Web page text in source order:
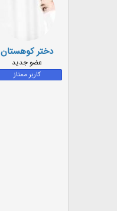
و
ض
دختر کوهستان
عضو جدید
کاربر ممتاز